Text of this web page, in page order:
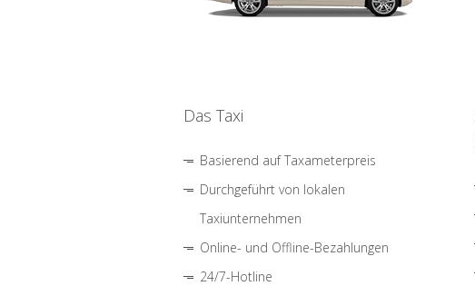
Das Taxi
Basierend auf Taxameterpreis
Durchgeführt von lokalen
Taxiunternehmen
Online- und Offline-Bezahlungen
24/7-Hotline